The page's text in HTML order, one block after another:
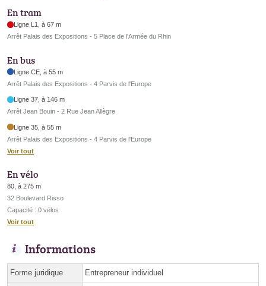
En tram
Ligne L1, à 67 m
Arrêt Palais des Expositions - 5 Place de l'Armée du Rhin
En bus
Ligne CE, à 55 m
Arrêt Palais des Expositions - 4 Parvis de l'Europe
Ligne 37, à 146 m
Arrêt Jean Bouin - 2 Rue Jean Allègre
Ligne 35, à 55 m
Arrêt Palais des Expositions - 4 Parvis de l'Europe
Voir tout
En vélo
80, à 275 m
32 Boulevard Risso
Capacité : 0 vélos
Voir tout
Informations
Forme juridique Entrepreneur individuel